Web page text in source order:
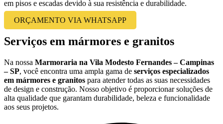
em pisos e escadas devido à sua resistência e durabilidade.
ORÇAMENTO VIA WHATSAPP
Serviços em mármores e granitos
Na nossa Marmoraria na Vila Modesto Fernandes – Campinas
– SP, você encontra uma ampla gama de serviços especializados
em mármores e granitos para atender todas as suas necessidades
de design e construção. Nosso objetivo é proporcionar soluções de
alta qualidade que garantam durabilidade, beleza e funcionalidade
aos seus projetos.